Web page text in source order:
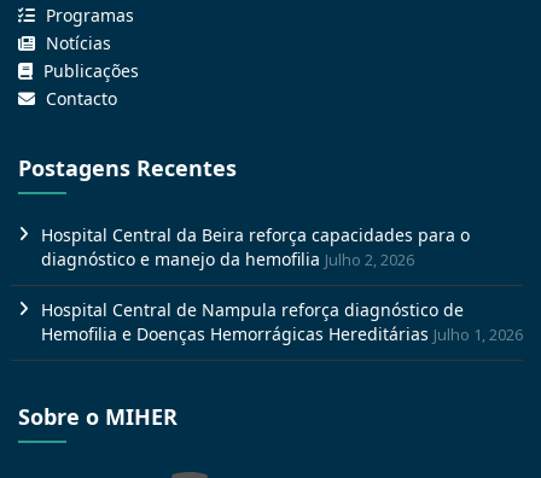
Programas
Notícias
Publicações
Contacto
Postagens Recentes
Hospital Central da Beira reforça capacidades para o
diagnóstico e manejo da hemofilia Julho 2, 2026
Hospital Central de Nampula reforça diagnóstico de
Hemofilia e Doenças Hemorrágicas Hereditárias Julho 1, 2026
Sobre o MIHER